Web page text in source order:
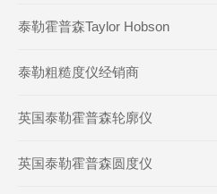
泰勒霍普森Taylor Hobson
泰勒粗糙度仪经销商
英国泰勒霍普森轮廓仪
英国泰勒霍普森圆度仪